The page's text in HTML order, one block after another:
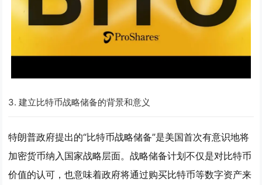
3.建立比特币战略储备的背景和意义
特朗普政府提出的“比特币战略储备”是美国首次有意识地将
加密货币纳入国家战略层面。战略储备计划不仅是对比特币
价值的认可，也意味着政府将通过购买比特币等数字资产来